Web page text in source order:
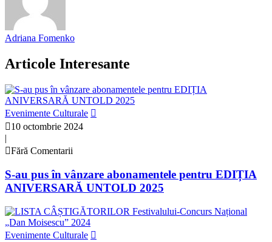
Adriana Fomenko
Articole Interesante
Evenimente Culturale
10 octombrie 2024
|
Fără Comentarii
S-au pus în vânzare abonamentele pentru EDIȚIA
ANIVERSARĂ UNTOLD 2025
Evenimente Culturale